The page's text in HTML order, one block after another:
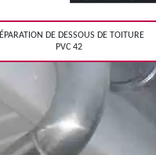
DE DESSOUS DE TOITURE
PVC 42